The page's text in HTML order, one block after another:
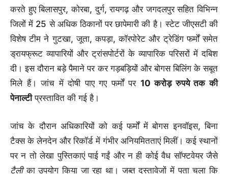
करते हुए बिलासपुर, कोरबा, दुर्ग, रायगढ़ और जगदलपुर सहित विभिन्न
जिलों में 25 से अधिक ठिकानों पर छापेमारी की है। स्टेट जीएसटी की
विशेष टीम ने गुटखा, जूता, कपड़ा, कॉरपोरेट और ट्रेडिंग फर्मों समेत
ड्रायफ्रूट व्यापारियों और ट्रांसपोर्टरों के व्यापारिक परिसरों में दबिश
दी। इस दौरान बड़े पैमाने पर कर गड़बड़ियों और बोगस बिलिंग के सबूत
मिले हैं। जांच में दोषी पाए गए फर्मों पर 10 करोड़ रुपये तक की
पेनाल्टीप्रस्तावित की गई है।
जांच के दौरान अधिकारियों को कई फर्मों में बोगस इनवॉइस, बिना
टैक्स के लेनदेन और रिकॉर्ड में गंभीर अनियमितताएं मिलीं। कई स्थानों
पर न तो लेखा पुस्तिकाएं पाई गईं और न ही कोई वैध सॉफ्टवेयर जैसे
टैलीका उपयोग किया जा रहा था। जब्त दस्तावेजों में पता चला कि